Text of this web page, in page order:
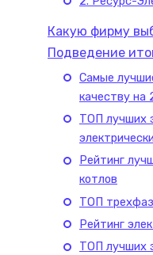
Какую фирму
Подведение
Самые
качеству на
ТОП лучших
Рейтинг
котлов
ТОП
Рейтинг
ТОП лучших